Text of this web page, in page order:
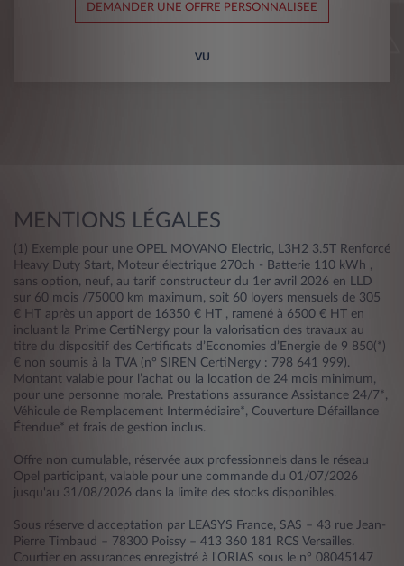
DEMANDER UNE OFFRE PERSONNALISEE
VU
MENTIONS LÉGALES
(1) Exemple pour une OPEL MOVANO Electric, L3H2 3.5T Renforcé
Heavy Duty Start, Moteur électrique 270ch - Batterie 110 kWh ,
sans option, neuf, au tarif constructeur du 1er avril 2026 en LLD
sur 60 mois /75000 km maximum, soit 60 loyers mensuels de 305
€ HT après un apport de 16350 € HT , ramené à 6500 € HT en
incluant la Prime CertiNergy pour la valorisation des travaux au
titre du dispositif des Certificats d’Economies d’Energie de 9 850(*)
€ non soumis à la TVA (n° SIREN CertiNergy : 798 641 999).
Montant valable pour l’achat ou la location de 24 mois minimum,
pour une personne morale. Prestations assurance Assistance 24/7*,
Véhicule de Remplacement Intermédiaire*, Couverture Défaillance
Étendue* et frais de gestion inclus.
Offre non cumulable, réservée aux professionnels dans le réseau
Opel participant, valable pour une commande du 01/07/2026
jusqu'au 31/08/2026 dans la limite des stocks disponibles.
Sous réserve d'acceptation par LEASYS France, SAS – 43 rue Jean-
Pierre Timbaud – 78300 Poissy – 413 360 181 RCS Versailles.
Courtier en assurances enregistré à l'ORIAS sous le n° 08045147